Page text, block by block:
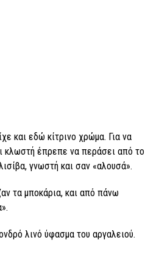
και εδώ κίτρινο χρώμα. Για να
κλωστή έπρεπε να περάσει από το
γνωστή και σαν «αλουσά».
τα μποκάρια, και από πάνω
λινό ύφασμα του αργαλειού.